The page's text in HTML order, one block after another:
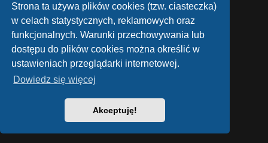
Strona ta używa plików cookies (tzw. ciasteczka)
w celach statystycznych, reklamowych oraz
funkcjonalnych. Warunki przechowywania lub
dostępu do plików cookies można określić w
ustawieniach przeglądarki internetowej.
Dowiedz się więcej
Akceptuję!
Zasady ochrony danych osobowych
|Regulamin